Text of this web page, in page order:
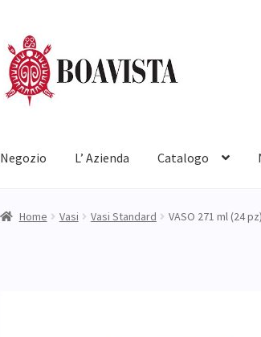
Vai
alla
navigazione
Vai
al
contenuto
Negozio L’ Azienda Catalogo
Home Vasi Vasi Standard VASO 271 ml (24 pz)